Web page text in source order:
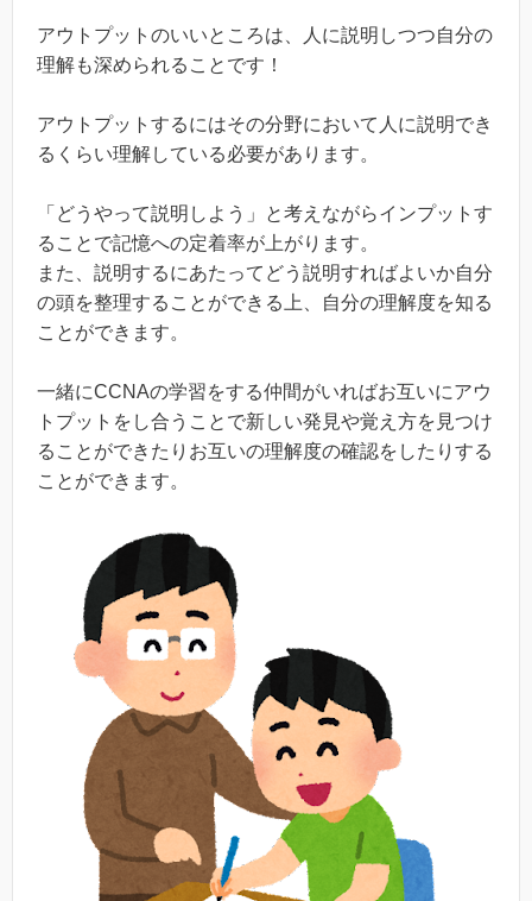
アウトプットのいいところは、人に説明しつつ自分の
理解も深められることです！
アウトプットするにはその分野において人に説明でき
るくらい理解している必要があります。
「どうやって説明しよう」と考えながらインプットす
ることで記憶への定着率が上がります。
また、説明するにあたってどう説明すればよいか自分
の頭を整理することができる上、自分の理解度を知る
ことができます。
一緒にCCNAの学習をする仲間がいればお互いにアウ
トプットをし合うことで新しい発見や覚え方を見つけ
ることができたりお互いの理解度の確認をしたりする
ことができます。